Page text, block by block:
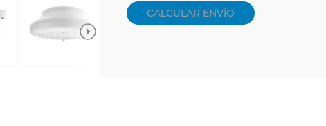
CALCULAR ENVÍO